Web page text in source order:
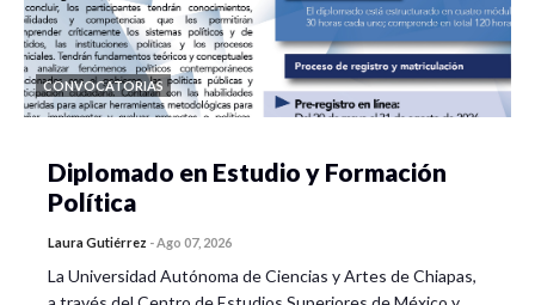
CONVOCATORIAS
Diplomado en Estudio y Formación
Política
Laura Gutiérrez -Ago 07, 2026
La Universidad Autónoma de Ciencias y Artes de Chiapas,